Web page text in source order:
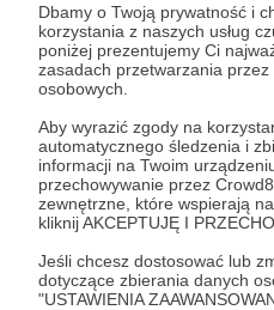
Dbamy o Twoją prywatność i
korzystania z naszych usług
poniżej prezentujemy Ci
zasadach przetwarzania przez
osobowych.
Aby wyrazić zgody na
automatycznego śledzenia i
informacji na Twoim
przechowywanie przez
zewnętrzne, które wspierają
kliknij AKCEPTUJĘ I
Jeśli chcesz dostosować lub
dotyczące zbierania danych
"USTAWIENIA
24.11.2022 Brak komentarzy
Złota czapka
Gold cap, złota czapka 1
w klasie Pit Ladies 🏆🏆🏆